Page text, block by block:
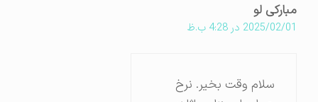
مبارکی لو
2025/02/01 در 4:28 ب.ظ
سلام وقت بخیر. نرخ